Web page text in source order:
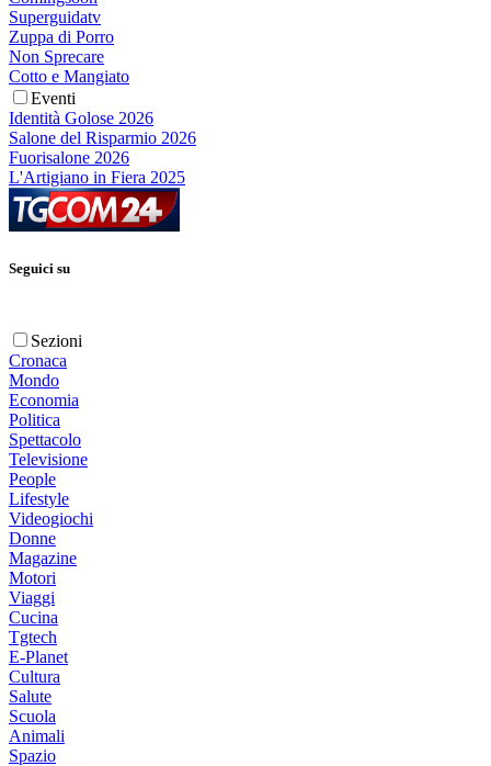
Superguidatv
Zuppa di Porro
Non Sprecare
Cotto e Mangiato
Eventi
Identità Golose 2026
Salone del Risparmio 2026
Fuorisalone 2026
L'Artigiano in Fiera 2025
Seguici su
Sezioni
Cronaca
Mondo
Economia
Politica
Spettacolo
Televisione
People
Lifestyle
Videogiochi
Donne
Magazine
Motori
Viaggi
Cucina
Tgtech
E-Planet
Cultura
Salute
Scuola
Animali
Spazio